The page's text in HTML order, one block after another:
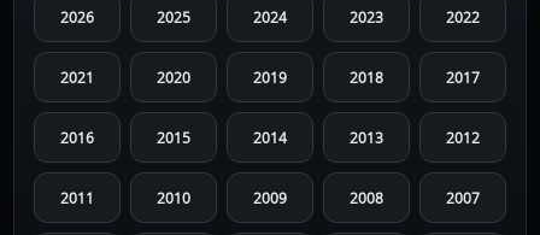
2026 2025 2024 2023 2022
2021 2020 2019 2018 2017
2016 2015 2014 2013 2012
2011 2010 2009 2008 2007